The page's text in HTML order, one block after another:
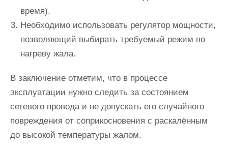
время).
Необходимо использовать регулятор мощности,
позволяющий выбирать требуемый режим по
нагреву жала.
В заключение отметим, что в процессе
эксплуатации нужно следить за состоянием
сетевого провода и не допускать его случайного
повреждения от соприкосновения с раскалённым
до высокой температуры жалом.